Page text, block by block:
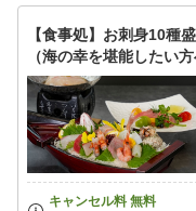
【食事処】お刺身10種
（海の幸を堪能したい方